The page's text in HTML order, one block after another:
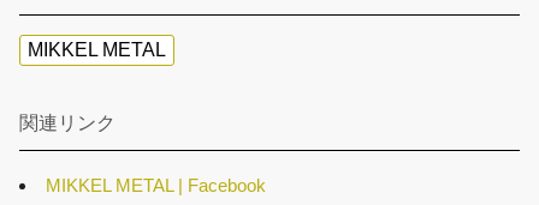
MIKKEL METAL
関連リンク
MIKKEL METAL | Facebook